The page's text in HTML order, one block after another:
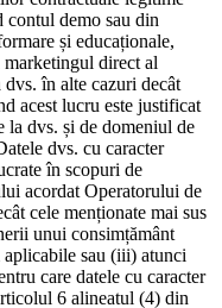
demo sau din
și educaționale,
marketingul direct al
în alte cazuri decât
acest lucru este justificat
la dvs. și de domeniul de
dvs. cu caracter
în scopuri de
acordat Operatorului de
cele menționate mai sus
unui consimțământ
sau (iii) atunci
care datele cu caracter
6 alineatul (4) din